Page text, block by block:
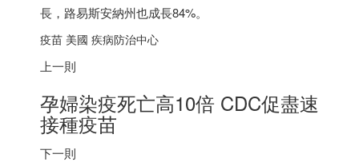
長，路易斯安納州也成長84%。
疫苗 美國 疾病防治中心
上一則
孕婦染疫死亡高10倍 CDC促盡速
接種疫苗
下一則